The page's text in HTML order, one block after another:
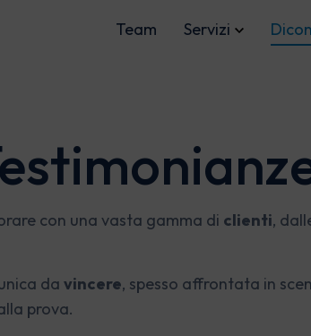
Team Servizi
Sviluppo
con una vasta gamma di clienti,
da vincere, spesso affrontata in
prova.